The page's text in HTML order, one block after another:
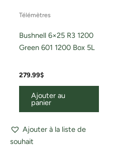
Télémètres
Bushnell 6×25 R3 1200
Green 601 1200 Box 5L
279.99$
Ajouter au
panier
Ajouter à la liste de
souhait